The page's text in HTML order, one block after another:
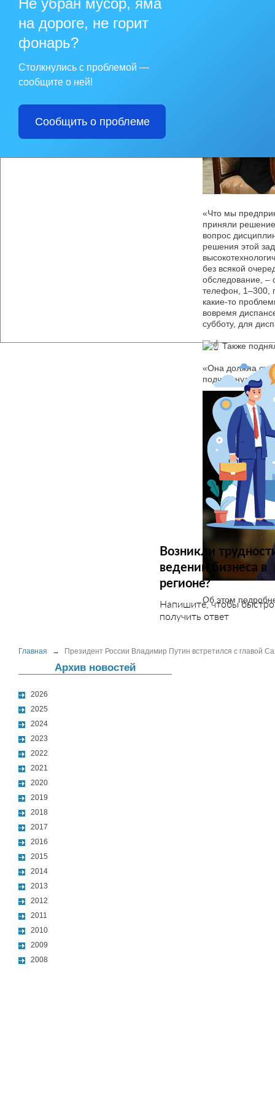
Не убран мусор, яма
на дороге, не горит
фонарь?
Столкнулись с проблемой —
сообщите о ней!
Сообщить о проблеме
Возникли
ведении бизнеса в
регионе?
Напишите, чтобы быстро
получить ответ
Главная → Президент России Владимир Путин встретился с главой
Архив новостей
2026
2025
2024
2023
2022
2021
2020
2019
2018
2017
2016
2015
2014
2013
2012
2011
2010
2009
2008
«Что мы
приняли
вопрос
решения этой
без всякой
обследование, –
телефон, 1–300,
какие-то
вовремя
субботу, для
Также
«Она должна
подчеркнул
Об этом